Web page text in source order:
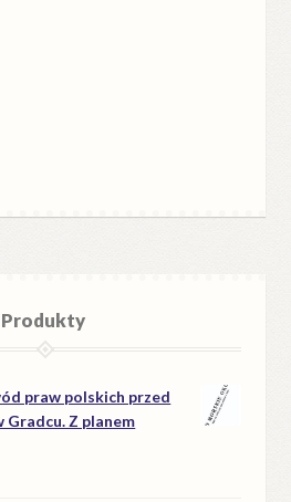
Produkty
praw polskich przed
Gradcu. Z planem